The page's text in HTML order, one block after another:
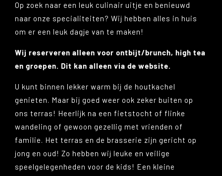
Op zoek naar een leuk culinair uitje en benieuwd
naar onze specialiteiten? Wij hebben alles in huis
om er een leuk dagje van te maken!
Wij reserveren alleen voor ontbijt/brunch, high tea
en groepen. Dit kan alleen via de website.
U kunt binnen lekker warm bij de houtkachel
genieten. Maar bij goed weer ook zeker buiten op
ons terras! Heerlijk na een fietstocht of flinke
wandeling of gewoon gezellig met vrienden of
familie. Het terras en de brasserie zijn gericht op
jong en oud! Zo hebben wij leuke en veilige
speelgelegenheden voor de kids! Een kleine